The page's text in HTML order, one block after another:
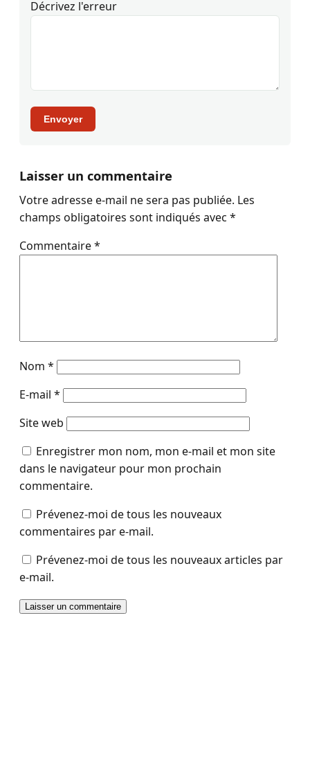
Décrivez l'erreur
Envoyer
Laisser un commentaire
Votre adresse e-mail ne sera pas publiée. Les
champs obligatoires sont indiqués avec *
Commentaire*
Nom *
E-mail *
Site web
Enregistrer mon nom, mon e-mail et mon site
dans le navigateur pour mon prochain
commentaire.
Prévenez-moi de tous les nouveaux
commentaires par e-mail.
Prévenez-moi de tous les nouveaux articles par
e-mail.